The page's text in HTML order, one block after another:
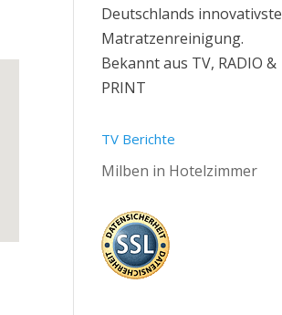
Deutschlands innovativste
Matratzenreinigung.
Bekannt aus TV, RADIO &
PRINT
TV Berichte
Milben in Hotelzimmer